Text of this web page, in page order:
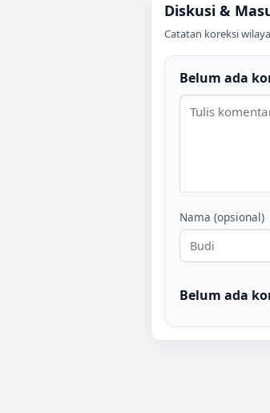
Diskusi &
Catatan koreksi
Belum ada
Nama (opsional)
Belum ada